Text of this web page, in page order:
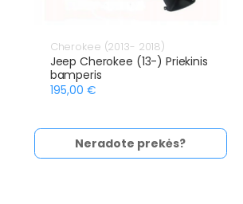
Cherokee (2013- 2018)
Jeep Cherokee (13-) Priekinis
bamperis
195,00 €
Neradote prekės?